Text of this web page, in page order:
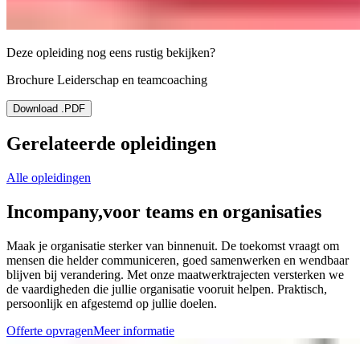
Deze opleiding nog eens rustig bekijken?
Brochure Leiderschap en teamcoaching
Download .PDF
Gerelateerde opleidingen
Alle opleidingen
Incompany,voor teams en organisaties
Maak je organisatie sterker van binnenuit. De toekomst vraagt om
mensen die helder communiceren, goed samenwerken en wendbaar
blijven bij verandering. Met onze maatwerktrajecten versterken we
de vaardigheden die jullie organisatie vooruit helpen. Praktisch,
persoonlijk en afgestemd op jullie doelen.
Offerte opvragenMeer informatie